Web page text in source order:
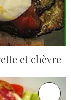
et chèvre